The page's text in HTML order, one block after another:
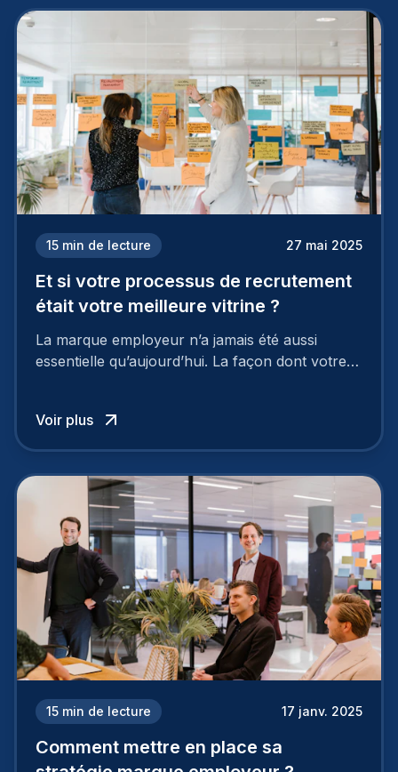
15 min de lecture 27 mai 2025
Et si votre processus de recrutement
était votre meilleure vitrine ?
La marque employeur n’a jamais été aussi
essentielle qu’aujourd’hui. La façon dont votre
à perdre les meilleurs profils.
Voir plus
15 min de lecture 17 janv. 2025
Comment mettre en place sa